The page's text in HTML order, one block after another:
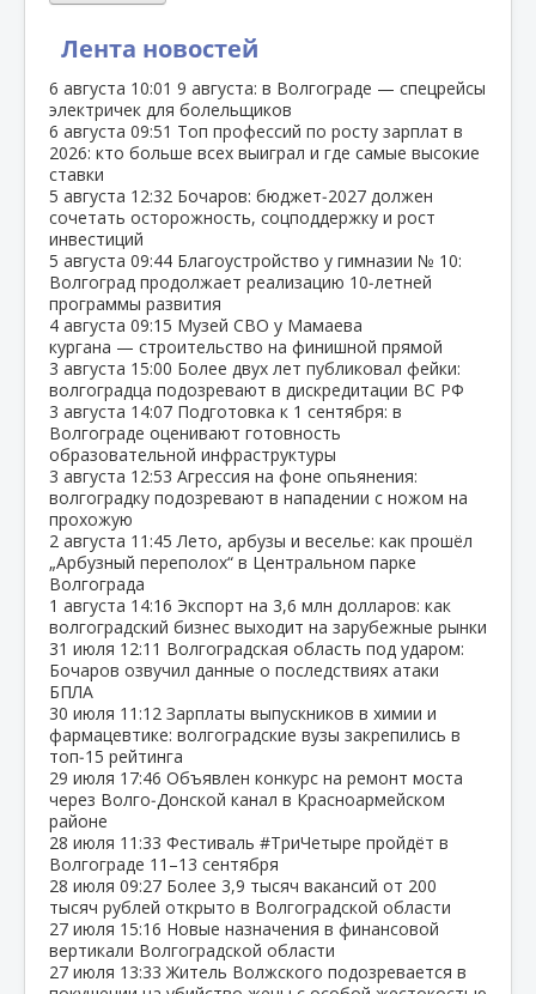
Лента новостей
6 августа 10:01 9 августа: в Волгограде — спецрейсы
электричек для болельщиков
6 августа 09:51 Топ профессий по росту зарплат в
2026: кто больше всех выиграл и где самые высокие
ставки
5 августа 12:32 Бочаров: бюджет‑2027 должен
сочетать осторожность, соцподдержку и рост
инвестиций
5 августа 09:44 Благоустройство у гимназии № 10:
Волгоград продолжает реализацию 10‑летней
программы развития
4 августа 09:15 Музей СВО у Мамаева
кургана — строительство на финишной прямой
3 августа 15:00 Более двух лет публиковал фейки:
волгоградца подозревают в дискредитации ВС РФ
3 августа 14:07 Подготовка к 1 сентября: в
Волгограде оценивают готовность
образовательной инфраструктуры
3 августа 12:53 Агрессия на фоне опьянения:
волгоградку подозревают в нападении с ножом на
прохожую
2 августа 11:45 Лето, арбузы и веселье: как прошёл
„Арбузный переполох“ в Центральном парке
Волгограда
1 августа 14:16 Экспорт на 3,6 млн долларов: как
волгоградский бизнес выходит на зарубежные рынки
31 июля 12:11 Волгоградская область под ударом:
Бочаров озвучил данные о последствиях атаки
БПЛА
30 июля 11:12 Зарплаты выпускников в химии и
фармацевтике: волгоградские вузы закрепились в
топ‑15 рейтинга
29 июля 17:46 Объявлен конкурс на ремонт моста
через Волго‑Донской канал в Красноармейском
районе
28 июля 11:33 Фестиваль #ТриЧетыре пройдёт в
Волгограде 11–13 сентября
28 июля 09:27 Более 3,9 тысяч вакансий от 200
тысяч рублей открыто в Волгоградской области
27 июля 15:16 Новые назначения в финансовой
вертикали Волгоградской области
27 июля 13:33 Житель Волжского подозревается в